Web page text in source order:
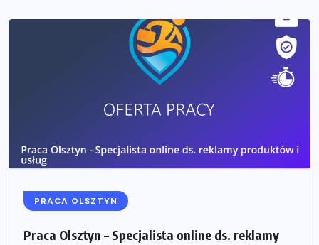
PRACA OLSZTYN
Praca Olsztyn – Specjalista online ds. reklamy